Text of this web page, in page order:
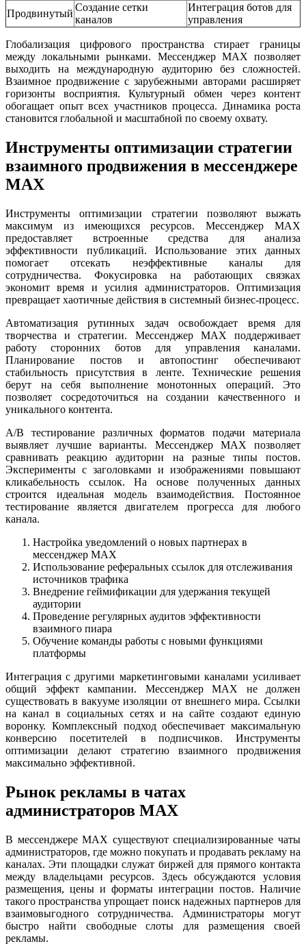
Продвинутый
Создание сетки
каналов
Интеграция ботов для
управления
Глобализация цифрового пространства стирает границы
между локальными рынками. Мессенджер MAX позволяет
выходить на международную аудиторию без сложностей.
Взаимное продвижение с зарубежными авторами расширяет
горизонты восприятия. Культурный обмен через контент
обогащает опыт всех участников процесса. Динамика роста
становится глобальной и масштабной по своему охвату.
Инструменты оптимизации стратегии
взаимного продвижения в мессенджере
MAX
Инструменты оптимизации стратегии позволяют выжать
максимум из имеющихся ресурсов. Мессенджер MAX
предоставляет встроенные средства для анализа
эффективности публикаций. Использование этих данных
помогает отсекать неэффективные каналы для
сотрудничества. Фокусировка на работающих связках
экономит время и усилия администраторов. Оптимизация
превращает хаотичные действия в системный бизнес-процесс.
Автоматизация рутинных задач освобождает время для
творчества и стратегии. Мессенджер MAX поддерживает
работу сторонних ботов для управления каналами.
Планирование постов и автопостинг обеспечивают
стабильность присутствия в ленте. Технические решения
берут на себя выполнение монотонных операций. Это
позволяет сосредоточиться на создании качественного и
уникального контента.
A/B тестирование различных форматов подачи материала
выявляет лучшие варианты. Мессенджер MAX позволяет
сравнивать реакцию аудитории на разные типы постов.
Эксперименты с заголовками и изображениями повышают
кликабельность ссылок. На основе полученных данных
строится идеальная модель взаимодействия. Постоянное
тестирование является двигателем прогресса для любого
канала.
Настройка уведомлений о новых партнерах в
мессенджер MAX
Использование реферальных ссылок для отслеживания
источников трафика
Внедрение геймификации для удержания текущей
аудитории
Проведение регулярных аудитов эффективности
взаимного пиара
Обучение команды работы с новыми функциями
платформы
Интеграция с другими маркетинговыми каналами усиливает
общий эффект кампании. Мессенджер MAX не должен
существовать в вакууме изоляции от внешнего мира. Ссылки
на канал в социальных сетях и на сайте создают единую
воронку. Комплексный подход обеспечивает максимальную
конверсию посетителей в подписчиков. Инструменты
оптимизации делают стратегию взаимного продвижения
максимально эффективной.
Рынок рекламы в чатах
администраторов MAX
В мессенджере MAX существуют специализированные чаты
администраторов, где можно покупать и продавать рекламу на
каналах. Эти площадки служат биржей для прямого контакта
между владельцами ресурсов. Здесь обсуждаются условия
размещения, цены и форматы интеграции постов. Наличие
такого пространства упрощает поиск надежных партнеров для
взаимовыгодного сотрудничества. Администраторы могут
быстро найти свободные слоты для размещения своей
рекламы.